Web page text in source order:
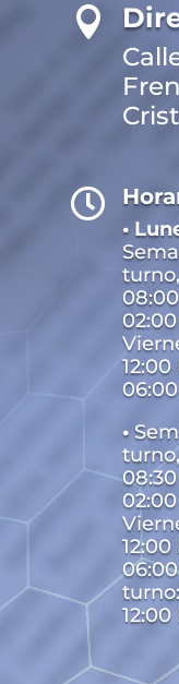


•
12:00
•
12:00
12:00